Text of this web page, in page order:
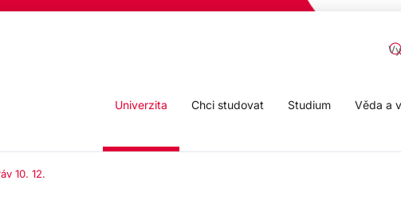
Univerzita Chci studovat Studium Věda a
10. 12.